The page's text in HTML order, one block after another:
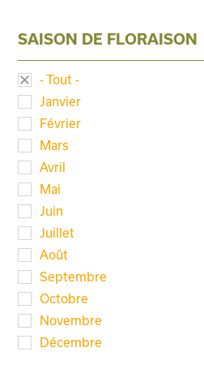
SAISON DE FLORAISON
- Tout -
Janvier
Février
Mars
Avril
Mai
Juin
Juillet
Août
Septembre
Octobre
Novembre
Décembre